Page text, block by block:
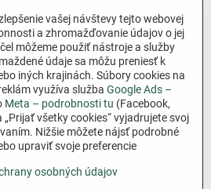
bez dotácií​. Fungujeme len
ktorí veria v poctivú prácu a
nákup na Jutro​.sk nám pomáha
čo má zmysel – pomáhať
a srdcom​.
vašej návštevy tejto webovej
a zhromažďovanie údajov o jej
môžeme použiť nástroje a služby
údaje sa môžu preniesť k
iných krajinách. Súbory cookies na
využíva služba Google Ads –
Meta – podrobnosti tu (Facebook,
všetky cookies“ vyjadrujete svoj
Nižšie môžete nájsť podrobné
upraviť svoje preferencie
osobných údajov